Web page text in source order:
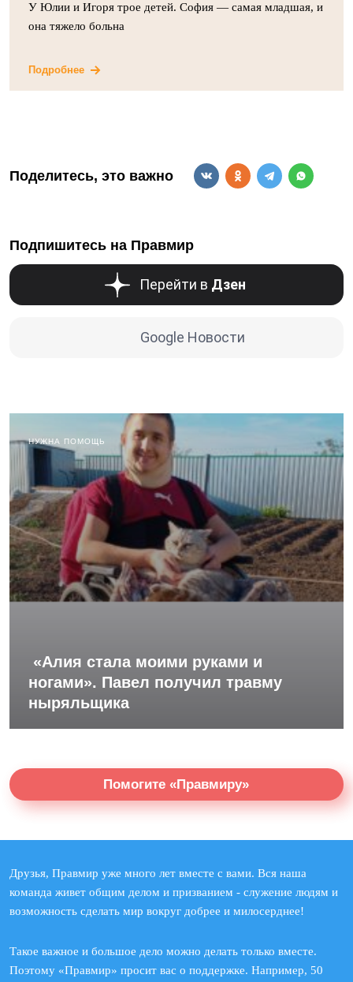
У Юлии и Игоря трое детей. София — самая младшая, и
она тяжело больна
Подробнее
Поделитесь, это важно
Подпишитесь на Правмир
Перейти в Дзен
Google Новости
НУЖНА ПОМОЩЬ
«Алия стала моими руками и
ногами». Павел получил травму
ныряльщика
Помогите «Правмиру»
Друзья, Правмир уже много лет вместе с вами. Вся наша
команда живет общим делом и призванием - служение людям и
возможность сделать мир вокруг добрее и милосерднее!
Такое важное и большое дело можно делать только вместе.
Поэтому «Правмир» просит вас о поддержке. Например, 50